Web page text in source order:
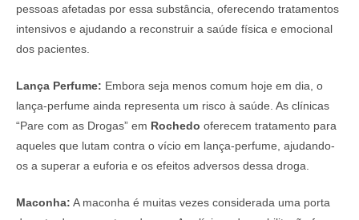
pessoas afetadas por essa substância, oferecendo tratamentos
intensivos e ajudando a reconstruir a saúde física e emocional
dos pacientes.
Lança Perfume: Embora seja menos comum hoje em dia, o
lança-perfume ainda representa um risco à saúde. As clínicas
“Pare com as Drogas” em Rochedo oferecem tratamento para
aqueles que lutam contra o vício em lança-perfume, ajudando-
os a superar a euforia e os efeitos adversos dessa droga.
Maconha: A maconha é muitas vezes considerada uma porta